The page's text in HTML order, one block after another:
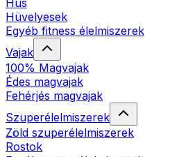
Hús
Hüvelyesek
Egyéb fitness élelmiszerek
Vajak
100% Magvajak
Édes magvajak
Fehérjés magvajak
Szuperélelmiszerek
Zöld szuperélelmiszerek
Rostok